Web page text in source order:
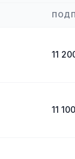
11
11 100